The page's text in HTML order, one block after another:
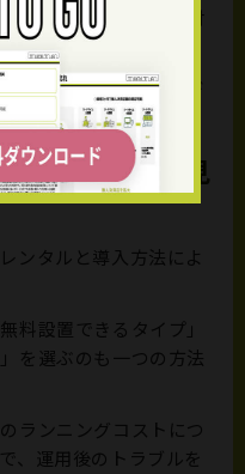
ードやスマホ決済に対
なる傾向があります。
、紙幣や硬貨対応モデ
す。
のバランスを見
ンタルと導入方法によ
料設置できるタイプ」
を選ぶのも一つの方法
ランニングコストにつ
、運用後のトラブルを